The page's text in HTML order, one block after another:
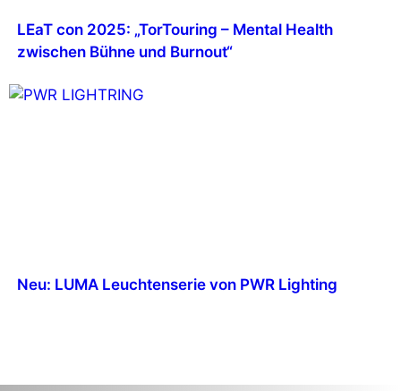
LEaT con 2025: „TorTouring – Mental Health
zwischen Bühne und Burnout“
Neu: LUMA Leuchtenserie von PWR Lighting